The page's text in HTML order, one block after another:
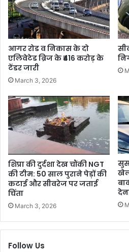
आगर रोड व निकास के दो
एलिवेटेड ब्रिज के ₹416 करोड़ के
टेंडर जारी
March 3, 2026
शिप्रा की दुर्दशा देख चौंकी NGT
की टीम: 50 साल पुराने पेड़ों की
कटाई और सीवरेज पर जताई
चिंता
March 3, 2026
खेल
Follow Us